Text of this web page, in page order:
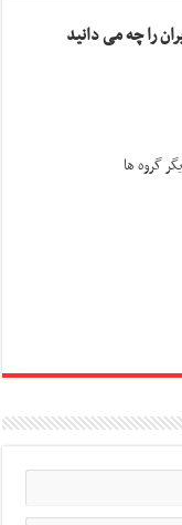
را چه می دانید
گروه ها